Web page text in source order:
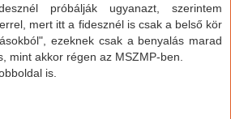
próbálják ugyanazt, szerintem
mert itt a fidesznél is csak a belső kör
ezeknek csak a benyalás marad
mint akkor régen az MSZMP-ben.
is.